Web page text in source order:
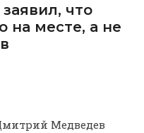
что
на месте, а не
Медведев